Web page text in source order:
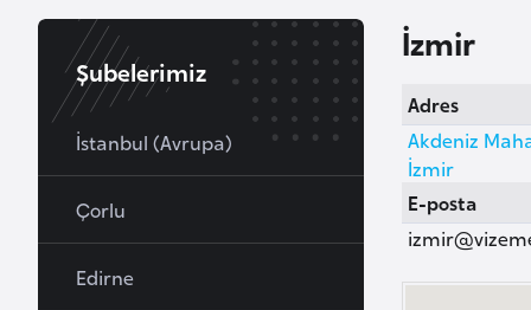
İzmir
Adres
Akdeniz
İzmir
E-posta
Şubelerimiz
İstanbul (Avrupa)
Çorlu
Edirne
A
u
s
t
y